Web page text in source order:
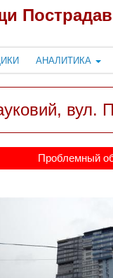
АНАЛИТИКА
вул.
Проблемный